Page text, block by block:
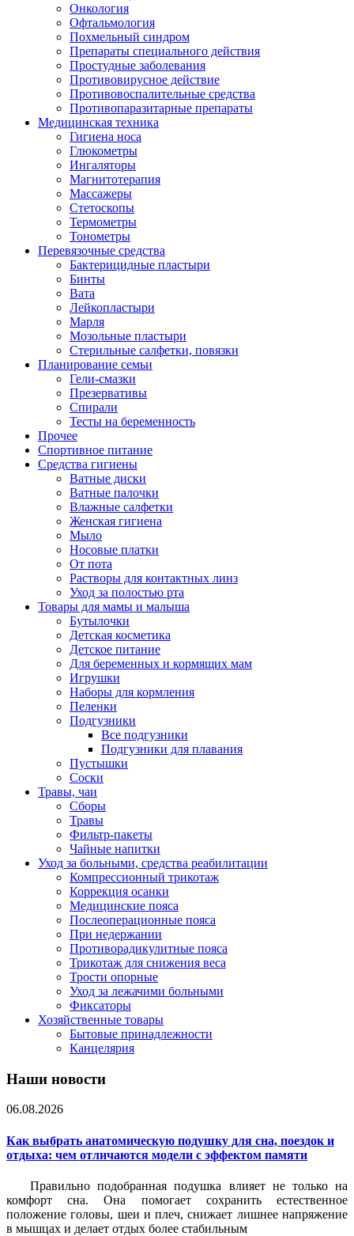
Онкология
Офтальмология
Похмельный синдром
Препараты специального действия
Простудные заболевания
Противовирусное действие
Противовоспалительные средства
Противопаразитарные препараты
Медицинская техника
Гигиена носа
Глюкометры
Ингаляторы
Магнитотерапия
Массажеры
Стетоскопы
Термометры
Тонометры
Перевязочные средства
Бактерицидные пластыри
Бинты
Вата
Лейкопластыри
Марля
Мозольные пластыри
Стерильные салфетки, повязки
Планирование семьи
Гели-смазки
Презервативы
Спирали
Тесты на беременность
Прочее
Спортивное питание
Средства гигиены
Ватные диски
Ватные палочки
Влажные салфетки
Женская гигиена
Мыло
Носовые платки
От пота
Растворы для контактных линз
Уход за полостью рта
Товары для мамы и малыша
Бутылочки
Детская косметика
Детское питание
Для беременных и кормящих мам
Игрушки
Наборы для кормления
Пеленки
Подгузники
Все подгузники
Подгузники для плавания
Пустышки
Соски
Травы, чаи
Сборы
Травы
Фильтр-пакеты
Чайные напитки
Уход за больными, средства реабилитации
Компрессионный трикотаж
Коррекция осанки
Медицинские пояса
Послеоперационные пояса
При недержании
Противорадикулитные пояса
Трикотаж для снижения веса
Трости опорные
Уход за лежачими больными
Фиксаторы
Хозяйственные товары
Бытовые принадлежности
Канцелярия
Наши новости
06.08.2026
Как выбрать анатомическую подушку для сна, поездок и
отдыха: чем отличаются модели с эффектом памяти
Правильно подобранная подушка влияет не только на
комфорт сна. Она помогает сохранить естественное
положение головы, шеи и плеч, снижает лишнее напряжение
в мышцах и делает отдых более стабильным